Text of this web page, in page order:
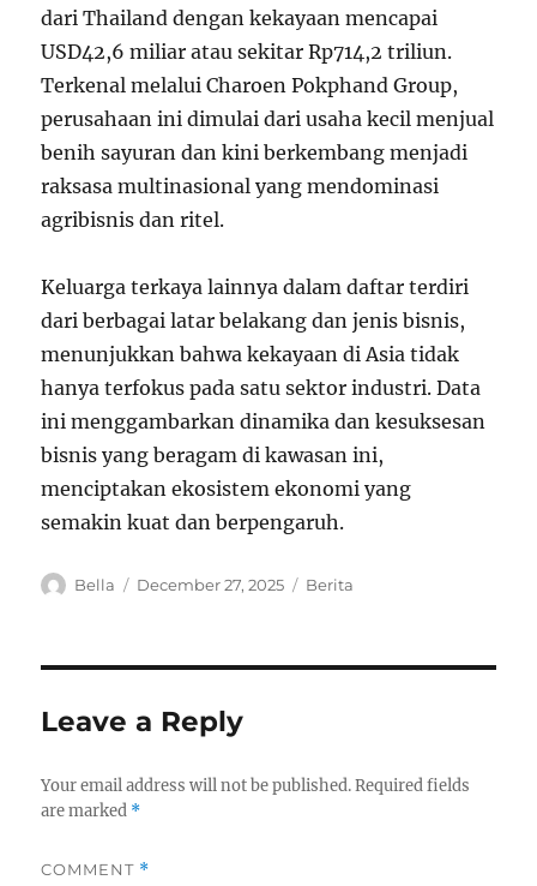
dari Thailand dengan kekayaan mencapai
USD42,6 miliar atau sekitar Rp714,2 triliun.
Terkenal melalui Charoen Pokphand Group,
perusahaan ini dimulai dari usaha kecil menjual
benih sayuran dan kini berkembang menjadi
raksasa multinasional yang mendominasi
agribisnis dan ritel.
Keluarga terkaya lainnya dalam daftar terdiri
dari berbagai latar belakang dan jenis bisnis,
menunjukkan bahwa kekayaan di Asia tidak
hanya terfokus pada satu sektor industri. Data
ini menggambarkan dinamika dan kesuksesan
bisnis yang beragam di kawasan ini,
menciptakan ekosistem ekonomi yang
semakin kuat dan berpengaruh.
A
Bella
P
o
December 27, 2025
C
e
Berita
Leave a Reply
Your email address will not be published. Required fields
are marked *
COMMENT *